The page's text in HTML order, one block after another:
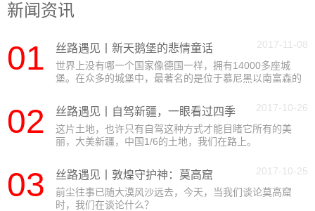
一带一路之映日荷花别样红瓷盘 2017-11-06
唐卡瓷板画——释迦牟尼佛 2017-11-06
新闻资讯
01 丝路遇见丨新天鹅堡的悲情童话
2017-11-08
世界上没有哪一个国家像德国一样，拥有14000多座城
堡。在众多的城堡中，最著名的是位于慕尼黑以南富森的
02 丝路遇见丨自驾新疆，一眼看过四季
2017-10-26
这片土地，也许只有自驾这种方式才能目睹它所有的美
丽，大美新疆，中国1/6的土地，我们在路上。
03 丝路遇见丨敦煌守护神：莫高窟
2017-10-25
前尘往事已随大漠风沙远去，今天，当我们谈论莫高窟
时，我们在谈论什么？